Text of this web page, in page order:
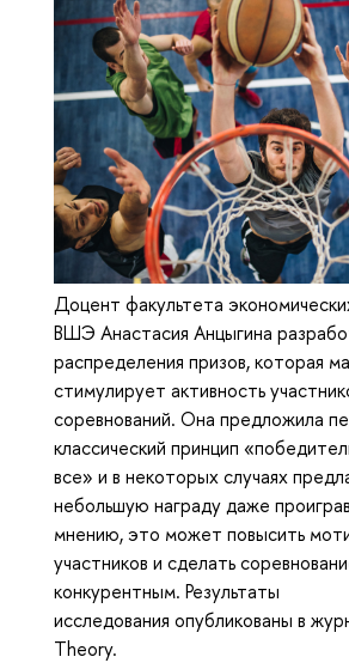
Доцент факультета
ВШЭ Анастасия Анцыгина
распределения призов, которая
стимулирует активность
соревнований. Она предложила
классический принцип
все» и в некоторых случаях
небольшую награду даже
мнению, это может повысить
участников и сделать
конкурентным. Результаты
исследования опубликованы в
Theory.